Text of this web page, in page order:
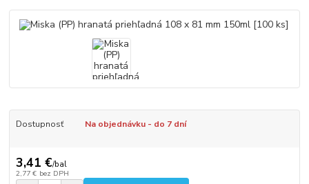
Dostupnosť Na objednávku - do 7 dní
3,41 €/bal
2,77 € bez DPH